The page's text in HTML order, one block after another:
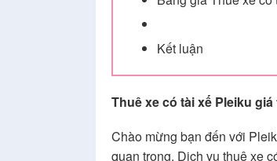
Kết luận
Thuê xe có tài xế Pleiku
Chào mừng bạn đến với
quan trọng. Dịch vụ thuê xe